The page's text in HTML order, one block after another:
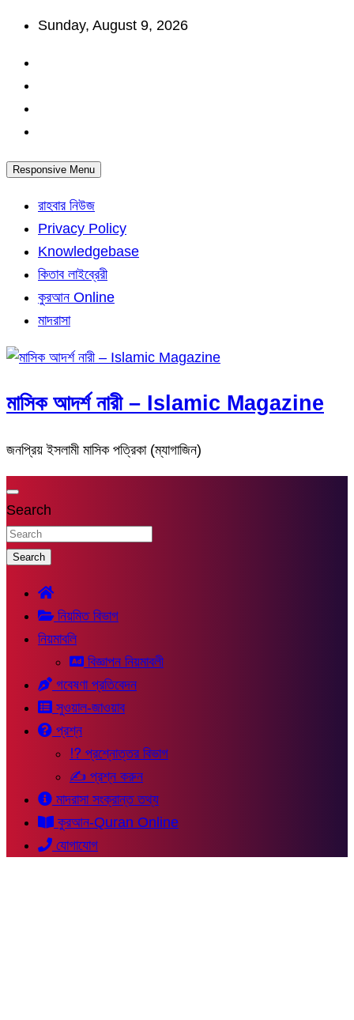
Skip
content
Sunday, August 9, 2026
Responsive Menu
রাহবার নিউজ
Privacy Policy
Knowledgebase
কিতাব লাইব্রেরী
কুরআন Online
মাদরাসা
মাসিক আদর্শ নারী – Islamic Magazine
জনপ্রিয় ইসলামী মাসিক পত্রিকা (ম্যাগাজিন)
Search
Search
নিয়মিত বিভাগ
নিয়মাবলি
বিজ্ঞাপন নিয়মাবলী
গবেষণা প্রতিবেদন
সুওয়াল-জাওয়াব
প্রশ্ন
⁉ প্রশ্নোত্তর বিভাগ
✍ প্রশ্ন করুন
মাদরাসা সংক্রান্ত তথ্য
কুরআন-Quran Online
যোগাযোগ